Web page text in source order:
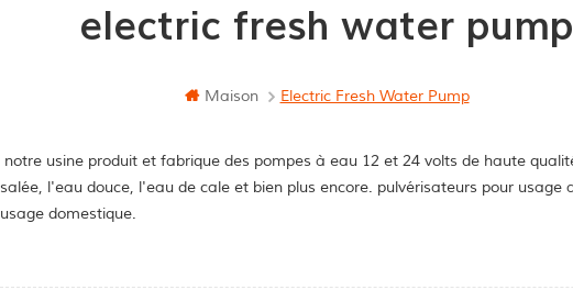
electric fresh water pump
Maison Electric Fresh Water Pump
notre usine produit et fabrique des pompes à eau 12 et 24 volts de haute
salée, l'eau douce, l'eau de cale et bien plus encore. pulvérisateurs pour
usage domestique.